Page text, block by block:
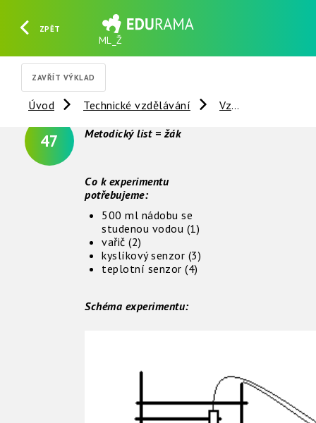
ZPĚT
ML_Ž
ZAVŘÍT VÝKLAD
Úvod Technické vzdělávání Vzdálené experimenty
47 Metodický list = žák
Co k experimentu
potřebujeme:
500 ml nádobu se
studenou vodou (1)
vařič (2)
kyslíkový senzor (3)
teplotní senzor (4)
Schéma experimentu: